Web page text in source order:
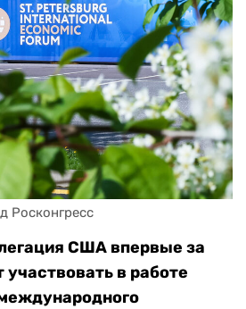
Росконгресс
США впервые за
участвовать в работе